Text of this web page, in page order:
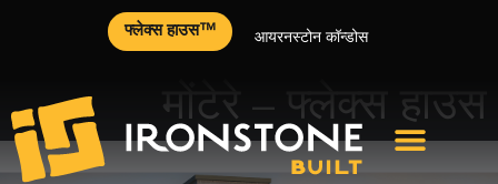
फ्लेक्स हाउस™ आयरनस्टोन कॉन्डोस
मोंटेरे – फ्लेक्स हाउस